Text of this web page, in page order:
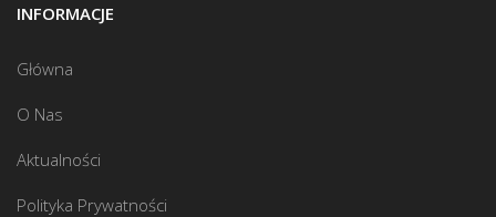
INFORMACJE
Główna
O Nas
Aktualności
Polityka Prywatności